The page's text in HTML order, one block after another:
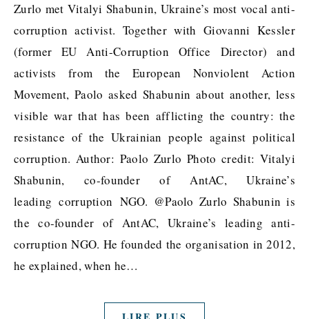
Zurlo met Vitalyi Shabunin, Ukraine’s most vocal anti-
corruption activist. Together with Giovanni Kessler
(former EU Anti-Corruption Office Director) and
activists from the European Nonviolent Action
Movement, Paolo asked Shabunin about another, less
visible war that has been afflicting the country: the
resistance of the Ukrainian people against political
corruption. Author: Paolo Zurlo Photo credit: Vitalyi
Shabunin, co-founder of AntAC, Ukraine’s
leading corruption NGO. @Paolo Zurlo Shabunin is
the co-founder of AntAC, Ukraine’s leading anti-
corruption NGO. He founded the organisation in 2012,
he explained, when he…